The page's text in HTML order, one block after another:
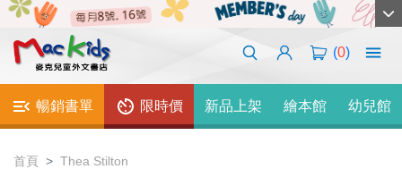
(0)
暢銷書單 限時價 新品上架 繪本館 幼兒館
首頁
Thea Stilton